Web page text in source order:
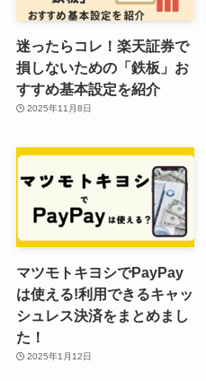
迷ったらコレ！楽天証券で
損しないための「鉄板」お
すすめ基本設定を紹介
2025年11月8日
マツモトキヨシでPayPay
は使える!利用できるキャッ
シュレス決済をまとめまし
た！
2025年1月12日